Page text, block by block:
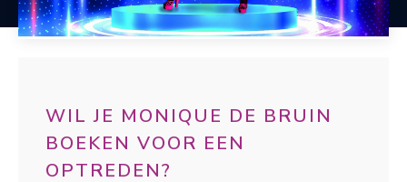
WIL JE MONIQUE DE BRUIN
BOEKEN VOOR EEN
OPTREDEN?